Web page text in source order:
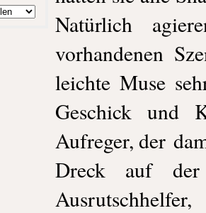
Natürlich
vorhandenen
leichte Muse
Geschick und
Aufreger, der
Dreck auf der